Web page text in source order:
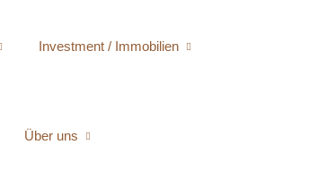
Investment / Immobilien
Über uns